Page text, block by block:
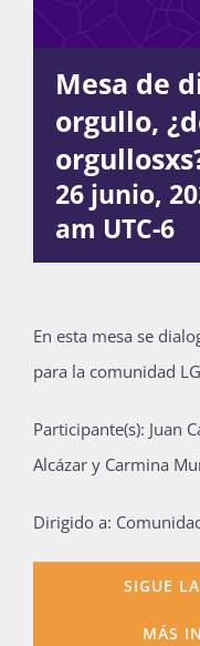
Mesa de
orgullo,
26 junio,
am UTC-6
En esta mesa se
para la comunidad
Participante(s): Juan
Alcázar y Carmina
Dirigido a:
SIGUE
MÁS